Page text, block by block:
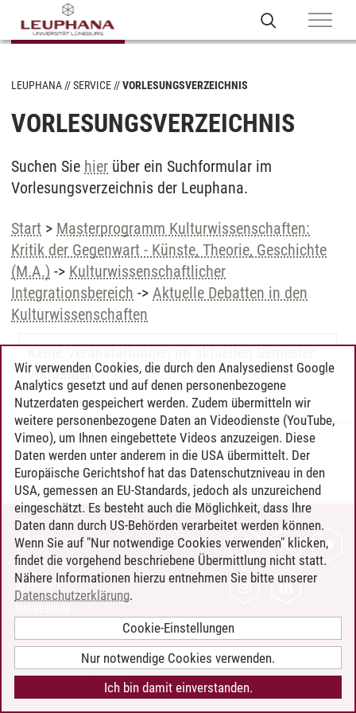
LEUPHANA SERVICE VORLESUNGSVERZEICHNIS
VORLESUNGSVERZEICHNIS
Suchen Sie hier über ein Suchformular im
Vorlesungsverzeichnis der Leuphana.
Start > Masterprogramm Kulturwissenschaften:
Kritik der Gegenwart - Künste, Theorie, Geschichte
(M.A.) -> Kulturwissenschaftlicher
Integrationsbereich -> Aktuelle Debatten in den
Kulturwissenschaften
Keine Veranstaltungen im aktuellen Semester
vorhanden
Timo Leder/30.06.2024
KONTAKT
LEUPHANA ALS ARBEITGEBER
INTRANET
BARRIEREFREIHEIT
COOKIE-EINSTELLUNGEN
Wir verwenden Cookies, die durch den Analysedienst Google
Analytics gesetzt und auf denen personenbezogene
Nutzerdaten gespeichert werden. Zudem übermitteln wir
weitere personenbezogene Daten an Videodienste (YouTube,
Vimeo), um Ihnen eingebettete Videos anzuzeigen. Diese
Daten werden unter anderem in die USA übermittelt. Der
Europäische Gerichtshof hat das Datenschutzniveau in den
USA, gemessen an EU-Standards, jedoch als unzureichend
eingeschätzt. Es besteht auch die Möglichkeit, dass Ihre
Daten dann durch US-Behörden verarbeitet werden können.
Wenn Sie auf "Nur notwendige Cookies verwenden" klicken,
findet die vorgehend beschriebene Übermittlung nicht statt.
Nähere Informationen hierzu entnehmen Sie bitte unserer
Datenschutzerklärung.
Cookie-Einstellungen
Nur notwendige Cookies verwenden.
Ich bin damit einverstanden.